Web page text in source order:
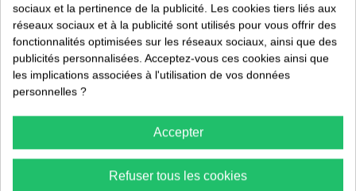
contacte immédiatement les services
spécialisés pour une intervention
professionnelle.
FAQ sur le Rôle
du Gardien
d'Immeuble
sociaux et la pertinence de la publicité. Les cookies tiers liés aux
réseaux sociaux et à la publicité sont utilisés pour vous offrir des
fonctionnalités optimisées sur les réseaux sociaux, ainsi que des
publicités personnalisées. Acceptez-vous ces cookies ainsi que
les implications associées à l'utilisation de vos données
personnelles ?
Accepter
Refuser tous les cookies